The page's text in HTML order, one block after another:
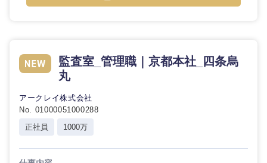
監査室_管理職｜京都本社_四条烏
丸
アークレイ株式会社
No. 01000051000288
正社員
1000万